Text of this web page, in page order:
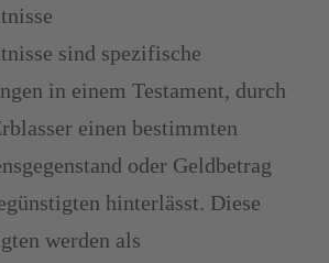
sind spezifische
in einem Testament, durch
einen bestimmten
oder Geldbetrag
hinterlässt. Diese
werden als